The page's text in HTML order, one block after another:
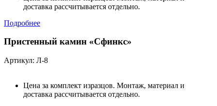
доставка рассчитывается отдельно.
Подробнее
Пристенный камин «Сфинкс»
Артикул: Л-8
Цена за комплект изразцов. Монтаж, материал и
доставка рассчитывается отдельно.